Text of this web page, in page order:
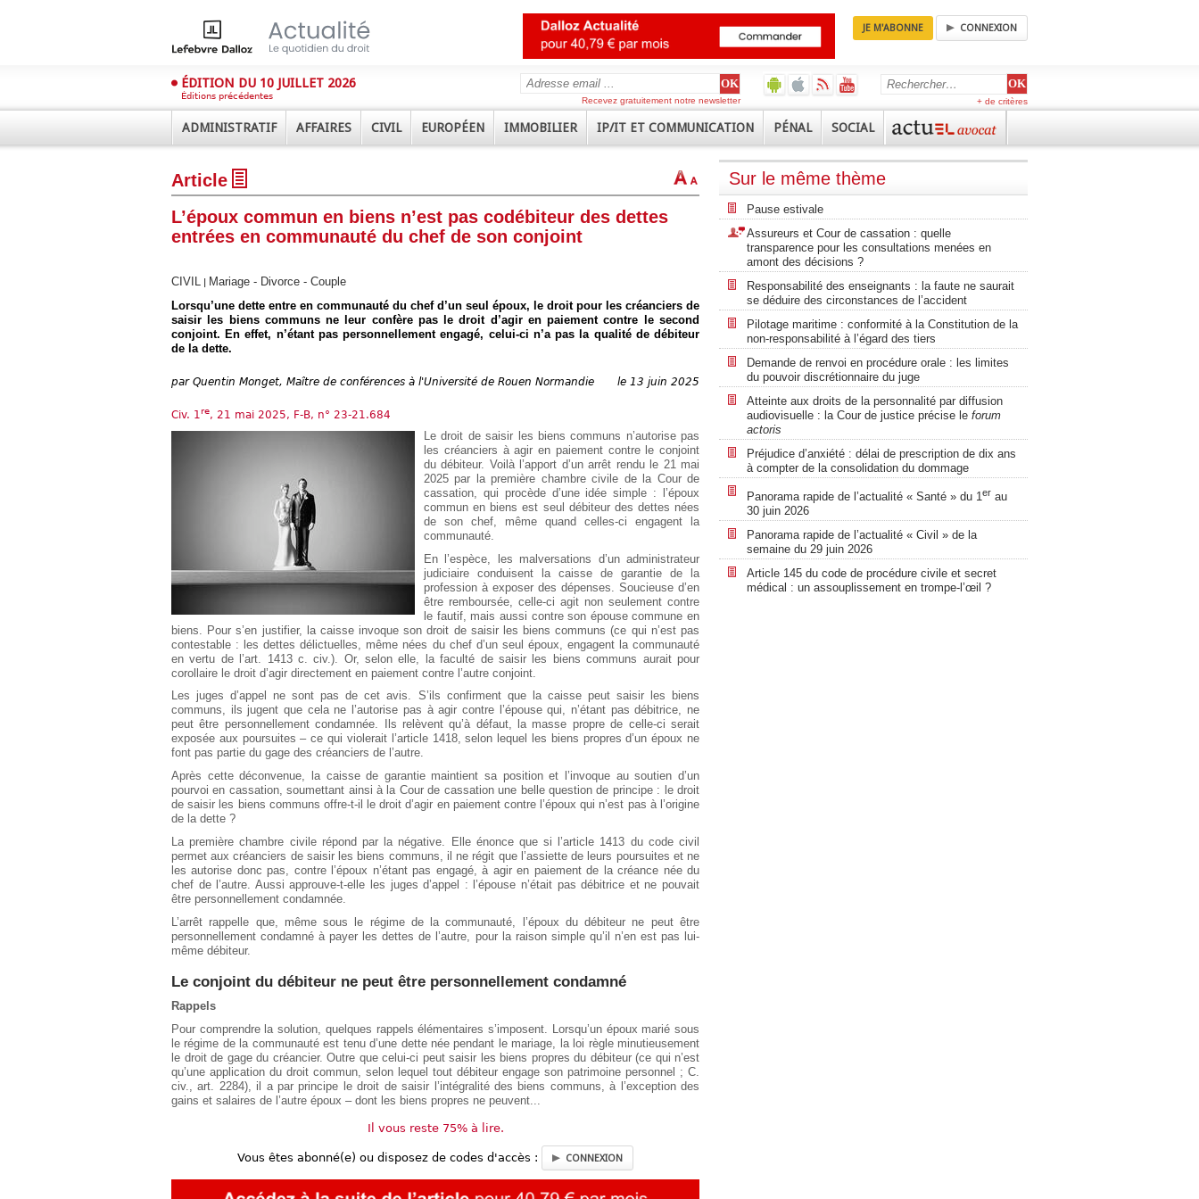
JE M'ABONNE CONNEXION
ÉDITION DU 10 JUILLET 2026
Éditions précédentes
+ de critères
Recevez gratuitement notre newsletter
ADMINISTRATIF AFFAIRES CIVIL EUROPÉEN IMMOBILIER IP/IT ET COMMUNICATION PÉNAL SOCIAL
Article
L’époux commun en biens n’est pas codébiteur des dettes
entrées en communauté du chef de son conjoint
CIVIL
Mariage - Divorce - Couple
Lorsqu’une dette entre en communauté du chef d’un seul époux, le droit pour les créanciers de
saisir les biens communs ne leur confère pas le droit d’agir en paiement contre le second
conjoint. En effet, n’étant pas personnellement engagé, celui-ci n’a pas la qualité de débiteur
de la dette.
par Quentin Monget, Maître de conférences à l'Université de Rouen Normandie le 13 juin 2025
Civ. 1 re, 21 mai 2025, F-B, n° 23-21.684
Le droit de saisir les biens communs n’autorise pas
les créanciers à agir en paiement contre le conjoint
du débiteur. Voilà l’apport d’un arrêt rendu le 21 mai
2025 par la première chambre civile de la Cour de
cassation, qui procède d’une idée simple : l’époux
commun en biens est seul débiteur des dettes nées
de son chef, même quand celles-ci engagent la
communauté.
En l’espèce, les malversations d’un administrateur
judiciaire conduisent la caisse de garantie de la
profession à exposer des dépenses. Soucieuse d’en
être remboursée, celle-ci agit non seulement contre
le fautif, mais aussi contre son épouse commune en
biens. Pour s’en justifier, la caisse invoque son droit de saisir les biens communs (ce qui n’est pas
contestable : les dettes délictuelles, même nées du chef d’un seul époux, engagent la communauté
en vertu de l’art. 1413 c. civ.). Or, selon elle, la faculté de saisir les biens communs aurait pour
corollaire le droit d’agir directement en paiement contre l’autre conjoint.
Les juges d’appel ne sont pas de cet avis. S’ils confirment que la caisse peut saisir les biens
communs, ils jugent que cela ne l’autorise pas à agir contre l’épouse qui, n’étant pas débitrice, ne
peut être personnellement condamnée. Ils relèvent qu’à défaut, la masse propre de celle-ci serait
exposée aux poursuites – ce qui violerait l’article 1418, selon lequel les biens propres d’un époux ne
font pas partie du gage des créanciers de l’autre.
Après cette déconvenue, la caisse de garantie maintient sa position et l’invoque au soutien d’un
pourvoi en cassation, soumettant ainsi à la Cour de cassation une belle question de principe : le droit
de saisir les biens communs offre-t-il le droit d’agir en paiement contre l’époux qui n’est pas à l’origine
de la dette ?
La première chambre civile répond par la négative. Elle énonce que si l’article 1413 du code civil
permet aux créanciers de saisir les biens communs, il ne régit que l’assiette de leurs poursuites et ne
les autorise donc pas, contre l’époux n’étant pas engagé, à agir en paiement de la créance née du
chef de l’autre. Aussi approuve-t-elle les juges d’appel : l’épouse n’était pas débitrice et ne pouvait
être personnellement condamnée.
L’arrêt rappelle que, même sous le régime de la communauté, l’époux du débiteur ne peut être
personnellement condamné à payer les dettes de l’autre, pour la raison simple qu’il n’en est pas lui-
même débiteur.
Le conjoint du débiteur ne peut être personnellement condamné
Rappels
Pour comprendre la solution, quelques rappels élémentaires s’imposent. Lorsqu’un époux marié sous
le régime de la communauté est tenu d’une dette née pendant le mariage, la loi règle minutieusement
le droit de gage du créancier. Outre que celui-ci peut saisir les biens propres du débiteur (ce qui n’est
qu’une application du droit commun, selon lequel tout débiteur engage son patrimoine personnel ; C.
civ., art. 2284), il a par principe le droit de saisir l’intégralité des biens communs, à l’exception des
gains et salaires de l’autre époux – dont les biens propres ne peuvent...
Il vous reste 75% à lire.
Vous êtes abonné(e) ou disposez de codes d'accès : CONNEXION
Sur le même thème
Pause estivale
Assureurs et Cour de cassation : quelle
transparence pour les consultations menées en
amont des décisions ?
Responsabilité des enseignants : la faute ne saurait
se déduire des circonstances de l’accident
Pilotage maritime : conformité à la Constitution de la
non-responsabilité à l’égard des tiers
Demande de renvoi en procédure orale : les limites
du pouvoir discrétionnaire du juge
Atteinte aux droits de la personnalité par diffusion
audiovisuelle : la Cour de justice précise le forum
actoris
Préjudice d’anxiété : délai de prescription de dix ans
à compter de la consolidation du dommage
Panorama rapide de l’actualité « Santé » du 1er au
30 juin 2026
Panorama rapide de l’actualité « Civil » de la
semaine du 29 juin 2026
Article 145 du code de procédure civile et secret
médical : un assouplissement en trompe-l’œil ?